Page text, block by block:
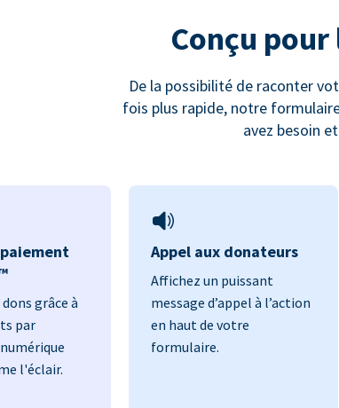
Conçu
De la possibilité de raconter
fois plus rapide, notre
avez besoin
grâce à
par
l'éclair.
Appel aux donateurs
Affichez un puissant
message d’appel à l’action
en haut de votre
formulaire.